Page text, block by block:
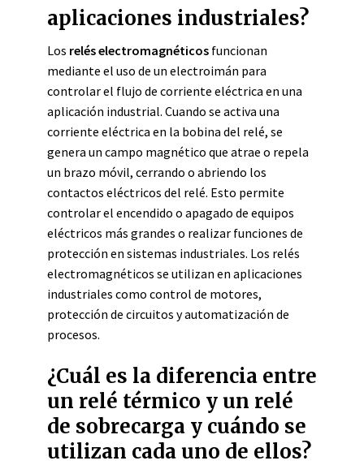
aplicaciones industriales?
Los relés electromagnéticos funcionan
mediante el uso de un electroimán para
controlar el flujo de corriente eléctrica en una
aplicación industrial. Cuando se activa una
corriente eléctrica en la bobina del relé, se
genera un campo magnético que atrae o repela
un brazo móvil, cerrando o abriendo los
contactos eléctricos del relé. Esto permite
controlar el encendido o apagado de equipos
eléctricos más grandes o realizar funciones de
protección en sistemas industriales. Los relés
electromagnéticos se utilizan en aplicaciones
industriales como control de motores,
protección de circuitos y automatización de
procesos.
¿Cuál es la diferencia entre
un relé térmico y un relé
de sobrecarga y cuándo se
utilizan cada uno de ellos?